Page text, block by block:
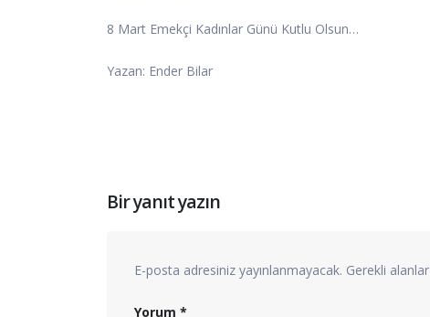
8 Mart Emekçi Kadınlar Günü Kutlu Olsun…
Yazan: Ender Bilar
Bir yanıt yazın
E-posta adresiniz yayınlanmayacak. Gerekli alanlar
Yorum *